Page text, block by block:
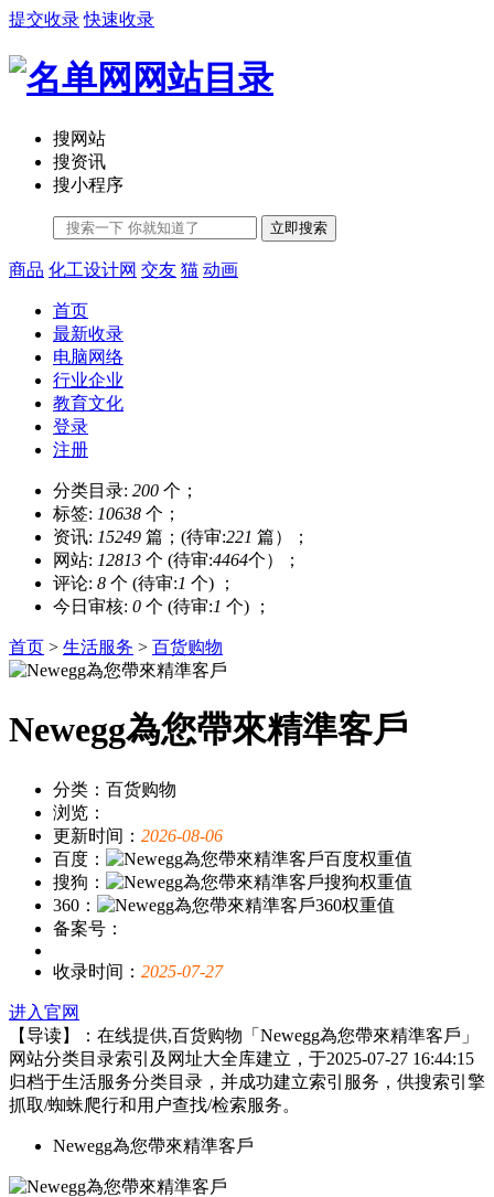
提交收录 快速收录
搜网站
搜资讯
搜小程序
立即搜索
商品 化工设计网 交友 猫 动画
首页
最新收录
电脑网络
行业企业
教育文化
登录
注册
分类目录: 200 个；
标签: 10638 个；
资讯: 15249 篇；(待审:221 篇）；
网站: 12813 个 (待审:4464个）；
评论: 8 个 (待审:1 个) ；
今日审核: 0 个 (待审:1 个) ；
首页 > 生活服务 > 百货购物
Newegg為您帶來精準客戶
分类：百货购物
浏览：
更新时间： 2026-08-06
百度：
搜狗：
360：
备案号：
收录时间： 2025-07-27
进入官网
【导读】：在线提供,百货购物「Newegg為您帶來精準客戶」
网站分类目录索引及网址大全库建立，于2025-07-27 16:44:15
归档于生活服务分类目录，并成功建立索引服务，供搜索引擎
抓取/蜘蛛爬行和用户查找/检索服务。
Newegg為您帶來精準客戶